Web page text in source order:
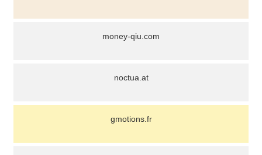
money-qiu.com
noctua.at
gmotions.fr